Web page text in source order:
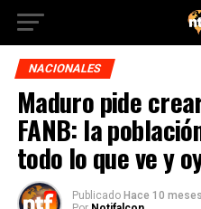
NACIONALES
Maduro pide
FANB: la
todo lo que ve y
Publicado Hace 10 meses